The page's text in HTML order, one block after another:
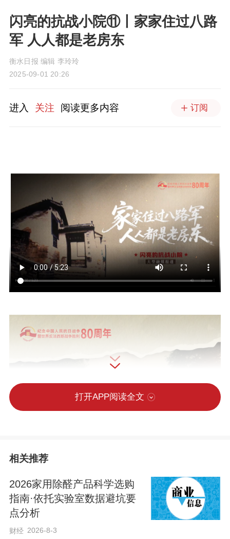
闪亮的抗战小院⑪丨家家住过八路
军 人人都是老房东
衡水日报 编辑 李玲玲
2025-09-01 20:26
进入 关注 阅读更多内容 订阅
打开APP阅读全文
相关推荐
2026家用除醛产品科学选购
指南·依托实验室数据避坑要
点分析
财经 2026-8-3